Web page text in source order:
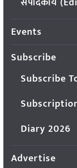
Events
Subscribe
Subscribe
Diary 2026
Advertise